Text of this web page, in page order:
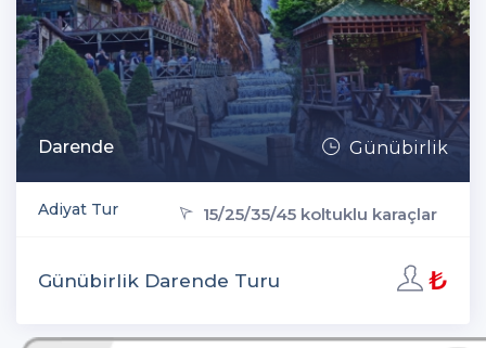
Günübirlik
Darende
Adiyat Tur 15/25/35/45 koltuklu karaçlar
Günübirlik Darende Turu ₺